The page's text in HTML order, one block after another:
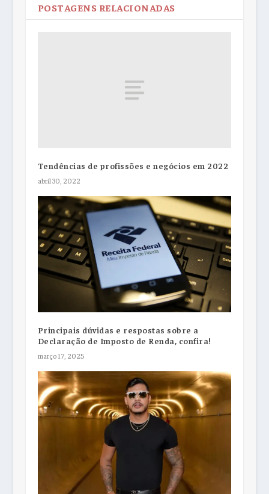
POSTAGENS RELACIONADAS
Tendências de profissões e negócios em 2022
abril 30, 2022
Principais dúvidas e respostas sobre a
Declaração de Imposto de Renda, confira!
março 17, 2025